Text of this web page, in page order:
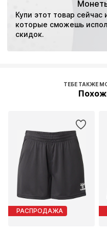
Купи этот товар сейчас
которые сможешь
скидок.
ТЕБЕ ТАКЖЕ
РАСПРОДАЖА